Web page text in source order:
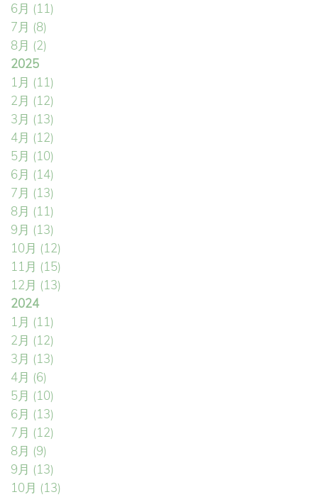
6月 (11)
7月 (8)
8月 (2)
2025
1月 (11)
2月 (12)
3月 (13)
4月 (12)
5月 (10)
6月 (14)
7月 (13)
8月 (11)
9月 (13)
10月 (12)
11月 (15)
12月 (13)
2024
1月 (11)
2月 (12)
3月 (13)
4月 (6)
5月 (10)
6月 (13)
7月 (12)
8月 (9)
9月 (13)
10月 (13)